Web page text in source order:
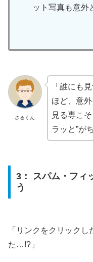
ット写真も意外
さるくん
「誰にも
ほど、意外
見る専こ
ラッと”が
3： スパム・フィ
う
「リンクをクリック
た…!?」